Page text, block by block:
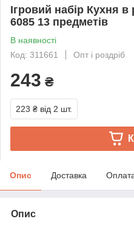
Ігровий набір Кухня
6085 13 предметів
В наявності
Код: 311661
Опт і роздріб
243 ₴
223 ₴ від 2 шт.
Опис Доставка
Опис